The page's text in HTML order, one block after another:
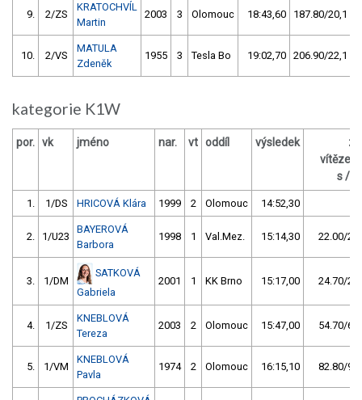
9. 2/ZS
KRATOCHVÍL
Martin
2003 3 Olomouc 18:43,60 187.80/20,1
10. 2/VS
MATULA
Zdeněk
1955 3 Tesla Bo 19:02,70 206.90/22,1
kategorie K1W
por. vk jméno nar. vt oddíl výsledek
za
vítězem
s / %
1. 1/DS HRICOVÁ Klára 1999 2 Olomouc 14:52,30
2. 1/U23
BAYEROVÁ
Barbora
1998 1 Val.Mez. 15:14,30 22.00/2,5
3. 1/DM
SATKOVÁ
Gabriela
2001 1 KK Brno 15:17,00 24.70/2,8
4. 1/ZS
KNEBLOVÁ
Tereza
2003 2 Olomouc 15:47,00 54.70/6,1
5. 1/VM
KNEBLOVÁ
Pavla
1974 2 Olomouc 16:15,10 82.80/9,3